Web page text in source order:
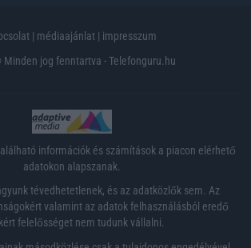
| médiaajánlat | impresszum
jog fenntartva - Telefonguru.hu
információk és számítások a piacon elérhető
adatokon alapszanak.
tévedhetetlenek, és az adatközlők sem. Az
valamint az adatok felhasználásból eredő
felelősséget nem tudunk vállalni.